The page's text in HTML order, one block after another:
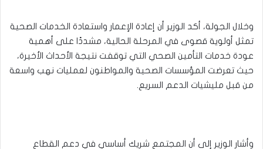
وخلال الجولة، أكد الوزير أن إعادة الإعمار واستعادة الخدمات الصحية
تمثل أولوية قصوى في المرحلة الحالية، مشددًا على أهمية
عودة خدمات التأمين الصحي التي توقفت نتيجة الأحداث الأخيرة،
حيث تعرضت المؤسسات الصحية والمواطنون لعمليات نهب واسعة
من قبل مليشيات الدعم السريع.
وأشار الوزير إلى أن المجتمع شريك أساسي في دعم القطاع